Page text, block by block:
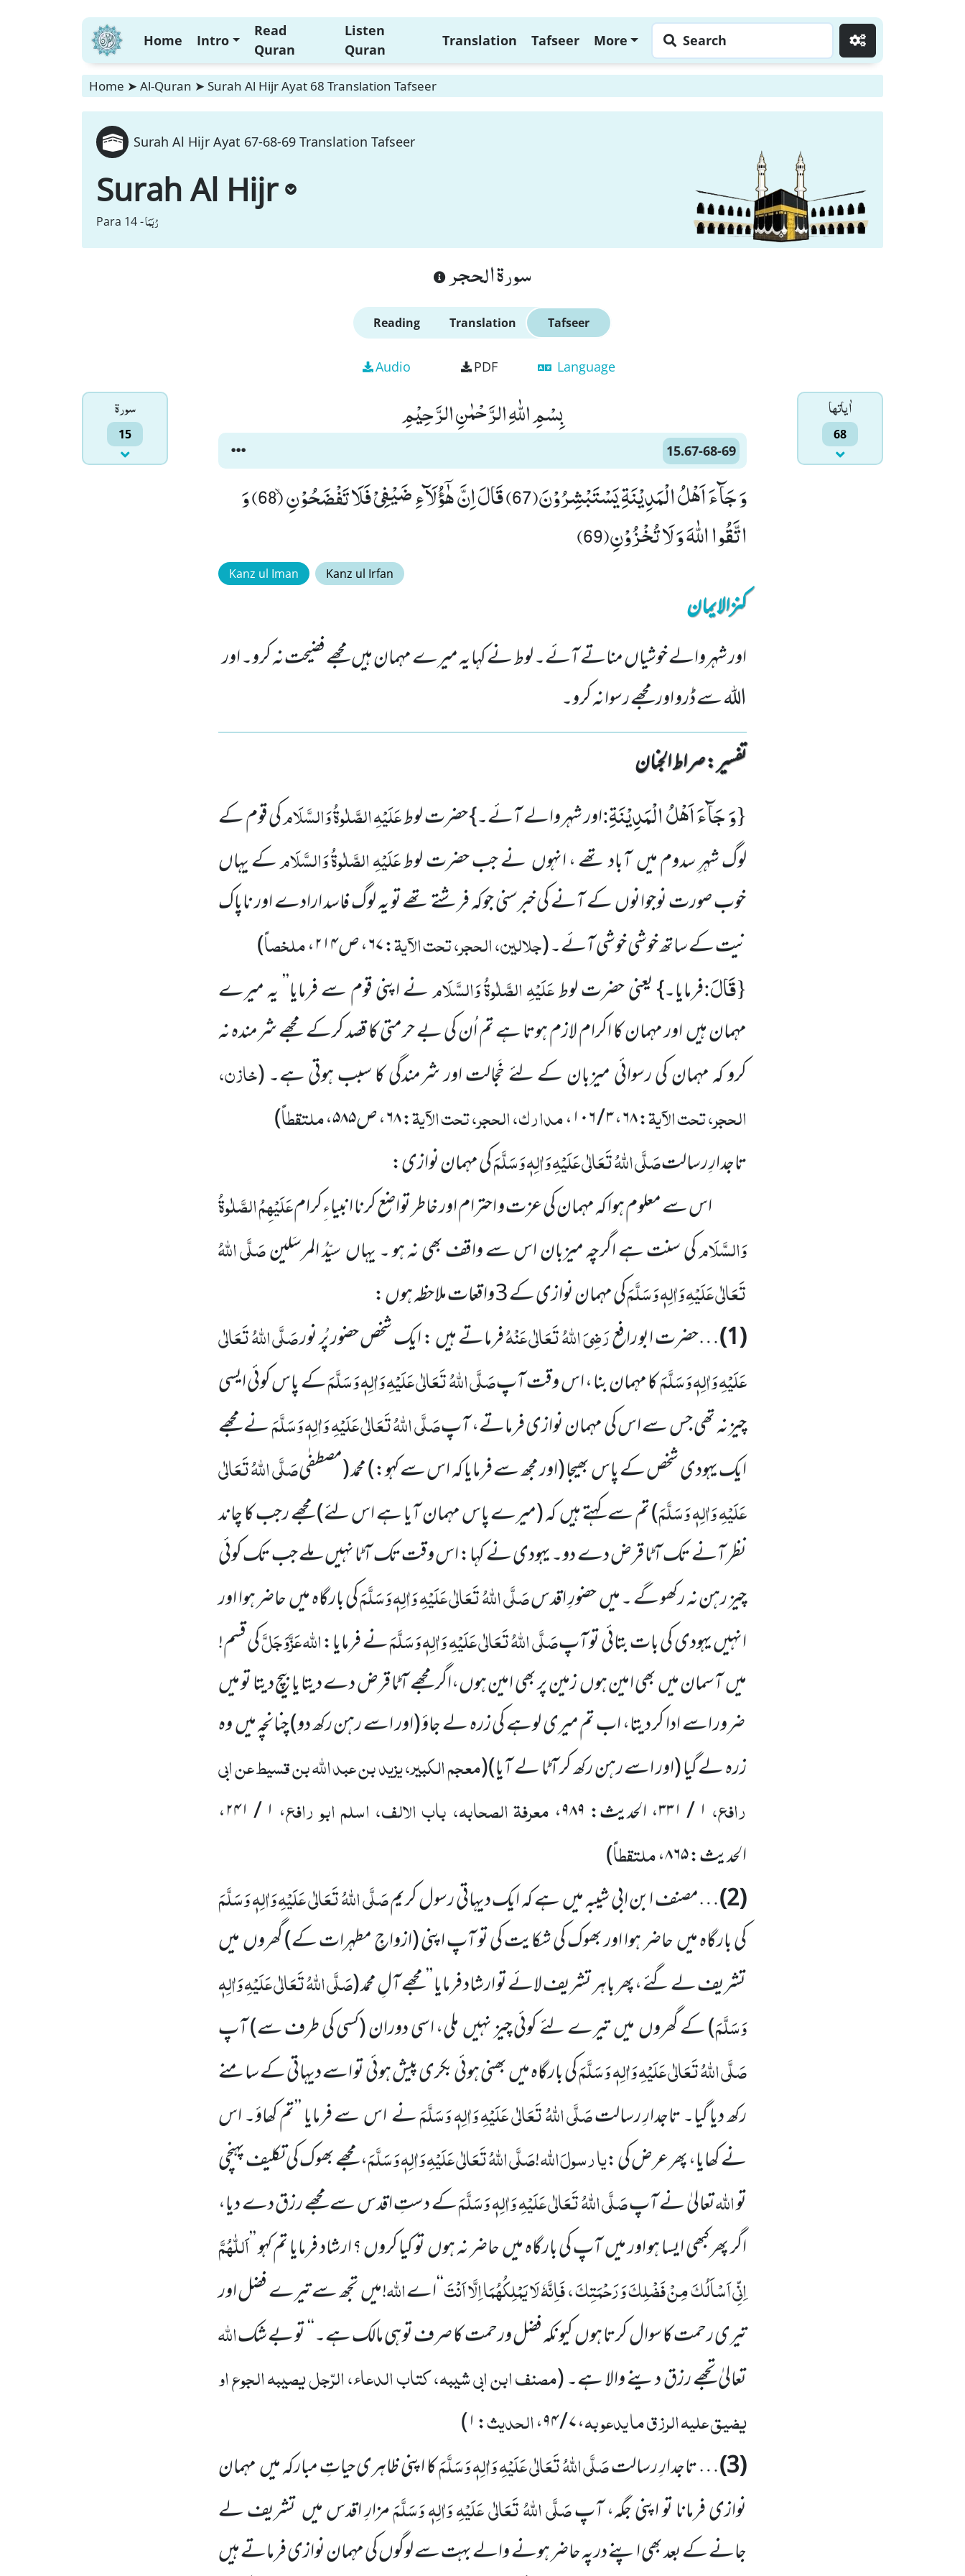
Home Intro
Read
Quran
Listen
Quran
Translation Tafseer More Search
Home ➤ Al-Quran ➤ Surah Al Hijr Ayat 68 Translation Tafseer
Surah Al Hijr Ayat 67-68-69 Translation Tafseer
Surah Al Hijr
Para 14 -رُبَمَا
سورة الحجر
Reading Translation Tafseer
Audio PDF Language
سورۃ
15
اٰياتها
68
بِسْمِ اللّٰهِ الرَّحْمٰنِ الرَّحِیْمِ
15.67-68-69
وَ جَآءَ اَهْلُ الْمَدِیْنَةِ یَسْتَبْشِرُوْنَ(67) قَالَ اِنَّ هٰۤؤُلَآءِ ضَیْفِیْ فَلَا تَفْضَحُوْنِۙ (68) وَ
اتَّقُوا اللّٰهَ وَ لَا تُخْزُوْنِ(69)
Kanz ul Iman Kanz ul Irfan
کنزالایمان
اور شہر والے خوشیاں مناتے آئے۔ لوط نے کہا یہ میرے مہمان ہیں مجھے فضیحت نہ کرو۔ اور
اللہ سے ڈرو اور مجھے رسوا نہ کرو۔
تفسیر : ‎صراط الجنان
{وَ جَآءَ اَهْلُ الْمَدِیْنَةِ:اور شہر والے آئے۔} حضرت لوطعَلَیْہِ الصَّلٰوۃُ وَالسَّلَامکی قوم کے
لوگ شہرِ سدوم میں آباد تھے ، انہوں نے جب حضرت لوطعَلَیْہِ الصَّلٰوۃُ وَالسَّلَامکے یہاں
خوب صورت نوجوانوں کے آنے کی خبرسنی جوکہ فرشتے تھے تو یہ لوگ فاسد ارادے اور ناپاک
نیت کے ساتھ خوشی خوشی آئے۔(جلالین، الحجر، تحت الآیۃ:۶۷، ص۲۱۴،ملخصاً)
{قَالَ:فرمایا۔} یعنی حضرت لوطعَلَیْہِ الصَّلٰوۃُ وَالسَّلَامنے اپنی قوم سے فرمایا’’ یہ میرے
مہمان ہیں اور مہمان کا اکرام لازم ہوتا ہے تم اُن کی بے حرمتی کا قصد کرکے مجھے شرمندہ نہ
کرو کہ مہمان کی رسوائی میزبان کے لئے خَجالت اور شرمندگی کا سبب ہوتی ہے۔(خازن،
الحجر، تحت الآیۃ:۶۸،۳ / ۱۰۶ ،مدارک، الحجر، تحت الآیۃ:۶۸، ص۵۸۵،ملتقطاً)
تاجدارِ رسالتصَلَّی اللّٰہُ تَعَالٰی عَلَیْہِ وَاٰلِہٖ وَسَلَّمَکی مہمان نوازی:
اس سے معلوم ہوا کہ مہمان کی عزت و احترام اور خاطر تواضع کرنا انبیاءِکرامعَلَیْہِمُ الصَّلٰوۃُ
وَالسَّلَامکی سنت ہے اگرچہ میزبان اس سے واقف بھی نہ ہو ۔ یہاں سیّدُ المرسَلینصَلَّی اللّٰہُ
تَعَالٰی عَلَیْہِ وَاٰلِہٖ وَسَلَّمَکی مہمان نوازی کے 3 واقعات ملاحظہ ہوں :
(1) …حضرت ابو رافعرَضِیَ اللّٰہُ تَعَالٰی عَنْہُفرماتے ہیں : ایک شخص حضور پُر نورصَلَّی اللّٰہُ تَعَالٰی
عَلَیْہِ وَاٰلِہٖ وَسَلَّمَکا مہمان بنا ، اس وقت آپصَلَّی اللّٰہُ تَعَالٰی عَلَیْہِ وَاٰلِہٖ وَسَلَّمَکے پاس کوئی ایسی
چیز نہ تھی جس سے اس کی مہمان نوازی فرماتے، آپصَلَّی اللّٰہُ تَعَالٰی عَلَیْہِ وَاٰلِہٖ وَسَلَّمَنے مجھے
ایک یہودی شخص کے پاس بھیجا(اور مجھ سے فرمایا کہ اس سے کہو:)محمد(مصطفٰیصَلَّی اللّٰہُ تَعَالٰی
عَلَیْہِ وَاٰلِہٖ وَسَلَّمَ)تم سے کہتے ہیں کہ(میرے پاس مہمان آیا ہے اس لئے)مجھے رجب کا چاند
نظر آنے تک آٹا قرض دے دو۔ یہودی نے کہا: اس وقت تک آٹا نہیں ملے جب تک کوئی
چیز رہن نہ رکھو گے ۔ میں حضورِ اقدسصَلَّی اللّٰہُ تَعَالٰی عَلَیْہِ وَاٰلِہٖ وَسَلَّمَکی بارگاہ میں حاضر ہوا اور
انہیں یہودی کی بات بتائی تو آپصَلَّی اللّٰہُ تَعَالٰی عَلَیْہِ وَاٰلِہٖ وَسَلَّمَنے فرمایا:اللّٰہعَزَّوَجَلَّکی قسم!
میں آسمان میں بھی امین ہوں زمین پر بھی امین ہوں،اگر مجھے آٹا قرض دے دیتا یا بیچ دیتا تو میں
ضرور اسے ادا کر دیتا، اب تم میری لوہے کی زرہ لے جاؤ(اور اسے رہن رکھ دو)چنانچہ میں وہ
زرہ لے گیا(اور اسے رہن رکھ کر آٹا لے آیا)(معجم الکبیر، یزید بن عبد اللّٰہ بن قسیط عن ابی
رافع، ۱ / ۳۳۱ ، الحدیث: ۹۸۹، معرفۃ الصحابہ، باب الالف، اسلم ابو رافع، ۱ / ۲۴۱
،
الحدیث:۸۶۵،ملتقطاً)
(2) …مصنف ابن ابی شیبہ میں ہے کہ ایک دیہاتی رسول کریمصَلَّی اللّٰہُ تَعَالٰی عَلَیْہِ وَاٰلِہٖ وَسَلَّمَ
کی بارگاہ میں حاضر ہوا اور بھوک کی شکایت کی تو آپ اپنی(ازواجِ مطہرات کے)گھروں میں
تشریف لے گئے ،پھر باہر تشریف لائے تو ارشاد فرمایا ’’مجھے آلِ محمد(صَلَّی اللّٰہُ تَعَالٰی عَلَیْہِ وَاٰلِہٖ
وَسَلَّمَ)کے گھروں میں تیرے لئے کوئی چیز نہیں ملی، اسی دوران(کسی کی طرف سے)آپ
صَلَّی اللّٰہُ تَعَالٰی عَلَیْہِ وَاٰلِہٖ وَسَلَّمَکی بارگاہ میں بھنی ہوئی بکری پیش ہوئی تو اسے دیہاتی کے سامنے
رکھ دیا گیا۔ تاجدارِ رسالتصَلَّی اللّٰہُ تَعَالٰی عَلَیْہِ وَاٰلِہٖ وَسَلَّمَنے اس سے فرمایا ’’تم کھاؤ۔ اس
نے کھایا، پھر عرض کی :یارسولَاللّٰہ!صَلَّی اللّٰہُ تَعَالٰی عَلَیْہِ وَاٰلِہٖ وَسَلَّمَ، مجھے بھوک کی تکلیف پہنچی
تواللّٰہتعالیٰ نے آپصَلَّی اللّٰہُ تَعَالٰی عَلَیْہِ وَاٰلِہٖ وَسَلَّمَکے دستِ اقدس سے مجھے رزق دے دیا،
اگر پھر کبھی ایسا ہو اور میں آپ کی بارگاہ میں حاضر نہ ہوں تو کیا کروں ؟ ارشاد فرمایا تم کہو ’’اَللّٰہُمَّ
اِنِّی اَسْاَلُکَ مِنْ فَضْلِکَ وَرَحْمَتِکَ ، فَاِنَّہٗ لَا یَمْلِکُہُمَا اِلَّا اَنْتَ‘‘اےاللّٰہ!میں تجھ سے تیرے فضل اور
تیری رحمت کا سوال کرتا ہوں کیونکہ فضل ورحمت کا صرف تو ہی مالک ہے۔‘‘ تو بے شکاللّٰہ
تعالیٰ تجھے رزق دینے والا ہے۔(مصنف ابن ابی شیبہ، کتاب الدعاء، الرّجل یصیبہ الجوع او
یضیق علیہ الرزق ما یدعو بہ،۷ / ۹۴ ،الحدیث:۱)
(3) … تاجدارِ رسالتصَلَّی اللّٰہُ تَعَالٰی عَلَیْہِ وَاٰلِہٖ وَسَلَّمَکا اپنی ظاہری حیاتِ مبارکہ میں مہمان
نوازی فرمانا تو اپنی جگہ، آپصَلَّی اللّٰہُ تَعَالٰی عَلَیْہِ وَاٰلِہٖ وَسَلَّمَمزارِ اقدس میں تشریف لے
جانے کے بعد بھی اپنے در پہ حاضر ہونے والے بہت سے لوگوں کی مہمان نوازی فرماتے ہیں